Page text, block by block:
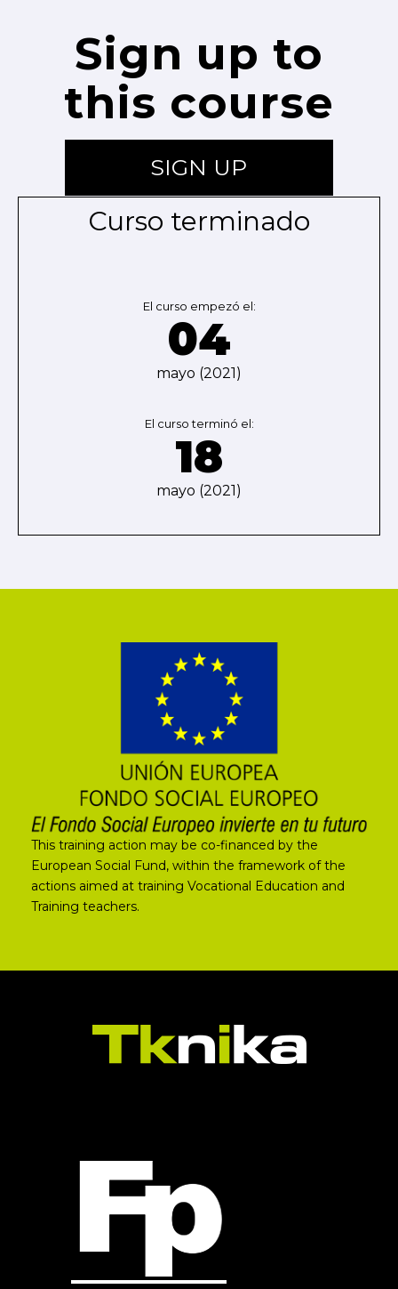
Sign up to
this course
SIGN UP
Curso terminado
El curso empezó el:
04
mayo (2021)
El curso terminó el:
18
mayo (2021)
This training action may be co-financed by the
European Social Fund, within the framework of the
actions aimed at training Vocational Education and
Training teachers.